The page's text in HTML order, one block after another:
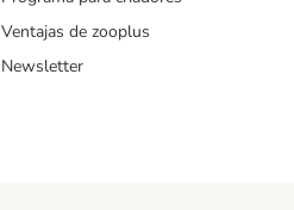
Ventajas de zooplus
Newsletter